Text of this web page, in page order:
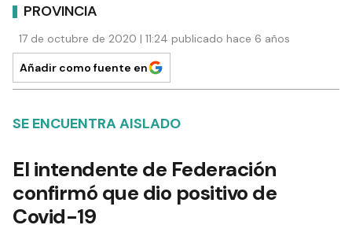
PROVINCIA
17 de octubre de 2020 | 11:24 publicado hace 6 años
Añadir como fuente en
SE ENCUENTRA AISLADO
El intendente de Federación
confirmó que dio positivo de
Covid-19